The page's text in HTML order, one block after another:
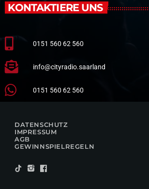
KONTAKTIERE UNS
0151 560 62 560
info@cityradio.saarland
0151 560 62 560
DATENSCHUTZ
IMPRESSUM
AGB
GEWINNSPIELREGELN